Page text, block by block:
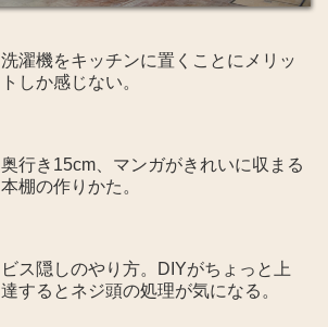
洗濯機をキッチンに置くことにメリッ
トしか感じない。
奥行き15cm、マンガがきれいに収まる
本棚の作りかた。
ビス隠しのやり方。DIYがちょっと上
達するとネジ頭の処理が気になる。